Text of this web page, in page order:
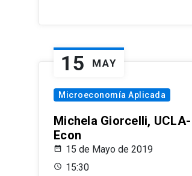
15 MAY
Microeconomía Aplicada
Michela Giorcelli, UCLA-
Econ
15 de Mayo de 2019
15:30